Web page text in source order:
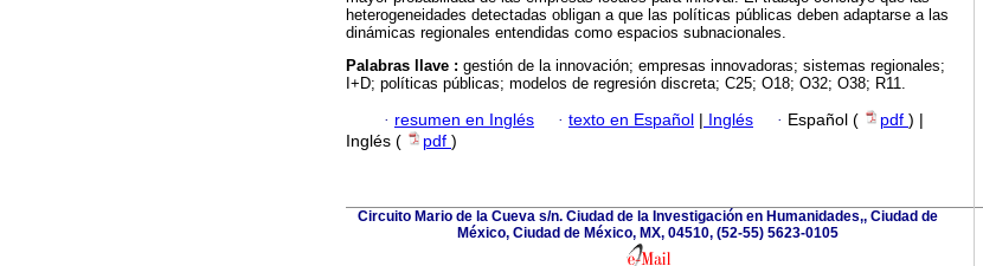
heterogeneidades detectadas obligan a que las políticas públicas deben adaptarse a las
dinámicas regionales entendidas como espacios subnacionales.
Palabras llave : gestión de la innovación; empresas innovadoras; sistemas regionales;
I+D; políticas públicas; modelos de regresión discreta; C25; O18; O32; O38; R11.
· resumen en Inglés · texto en Español | Inglés · Español ( pdf ) |
Inglés (
pdf )
Circuito Mario de la Cueva s/n. Ciudad de la Investigación en Humanidades,, Ciudad de
México, Ciudad de México, MX, 04510, (52-55) 5623-0105